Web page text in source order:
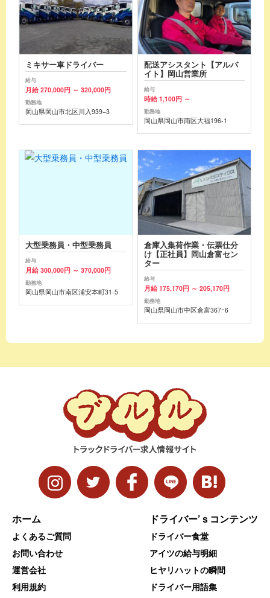
ミキサー車ドライバー
給与
月給 270,000円 ～ 320,000円
勤務地
岡山県岡山市北区川入939−3
配送アシスタント【アルバ
イト】岡山営業所
給与
時給 1,100円 ～
勤務地
岡山県岡山市南区大福196-1
大型乗務員・中型乗務員
給与
月給 300,000円 ～ 370,000円
勤務地
岡山県岡山市南区浦安本町31-5
倉庫入集荷作業・伝票仕分
け【正社員】岡山倉富セン
ター
給与
月給 175,170円 ～ 205,170円
勤務地
岡山県岡山市中区倉富367ｰ6
ホーム
よくあるご質問
お問い合わせ
運営会社
利用規約
ドライバー’ｓコンテンツ
ドライバー食堂
アイツの給与明細
ヒヤリハットの瞬間
ドライバー用語集